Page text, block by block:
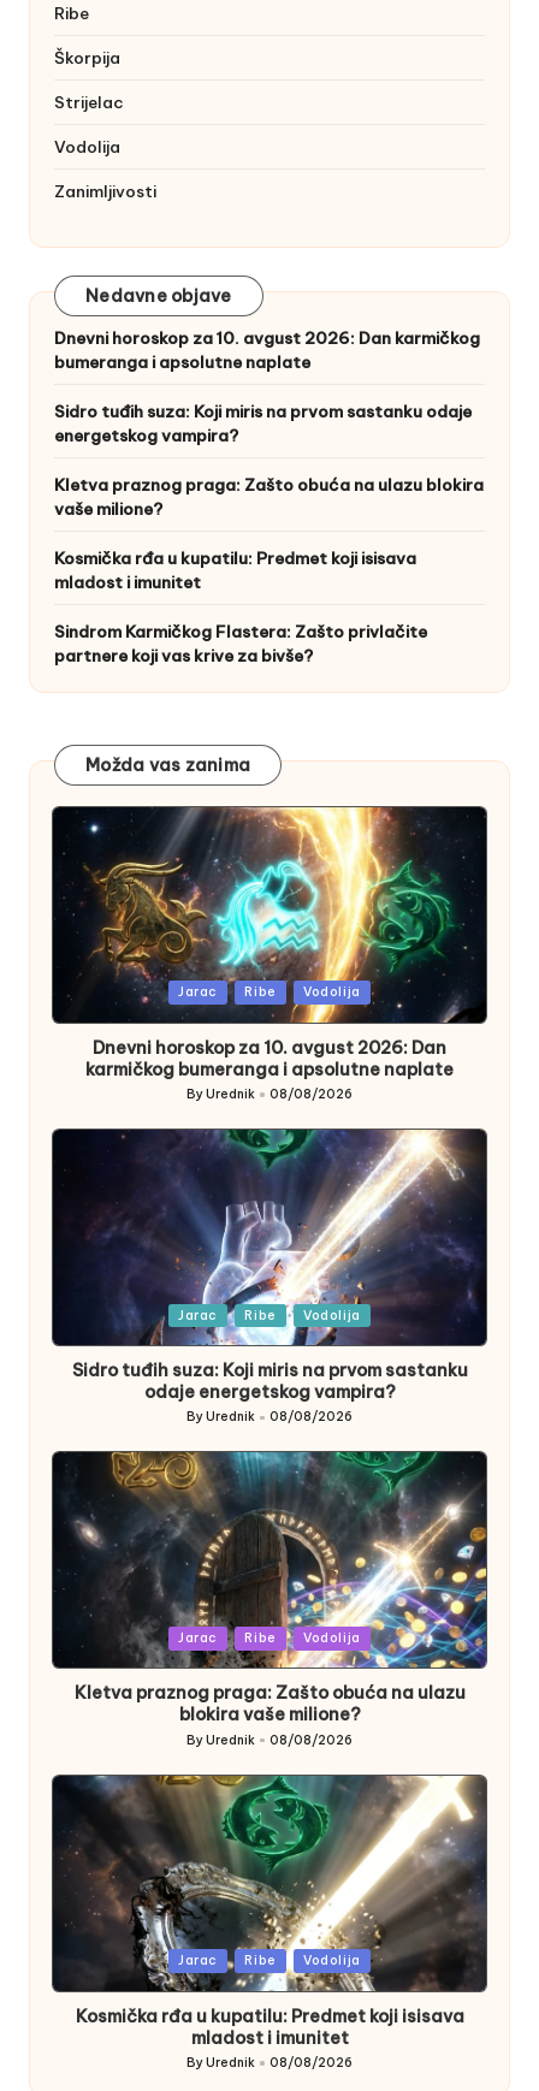
Ribe
Škorpija
Strijelac
Vodolija
Zanimljivosti
Nedavne objave
Dnevni horoskop za 10. avgust 2026: Dan karmičkog
bumeranga i apsolutne naplate
Sidro tuđih suza: Koji miris na prvom sastanku odaje
energetskog vampira?
Kletva praznog praga: Zašto obuća na ulazu blokira
vaše milione?
Kosmička rđa u kupatilu: Predmet koji isisava
mladost i imunitet
Sindrom Karmičkog Flastera: Zašto privlačite
partnere koji vas krive za bivše?
Možda vas zanima
Jarac Ribe Vodolija
Dnevni horoskop za 10. avgust 2026: Dan
karmičkog bumeranga i apsolutne naplate
Posted
ByUrednik 08/08/2026
Jarac Ribe Vodolija
Sidro tuđih suza: Koji miris na prvom sastanku
odaje energetskog vampira?
Posted
by
ByUrednik 08/08/2026
Jarac Ribe Vodolija
Kletva praznog praga: Zašto obuća na ulazu
blokira vaše milione?
Posted
ByUrednik 08/08/2026
Jarac Ribe Vodolija
Kosmička rđa u kupatilu: Predmet koji isisava
mladost i imunitet
Posted
ByUrednik 08/08/2026